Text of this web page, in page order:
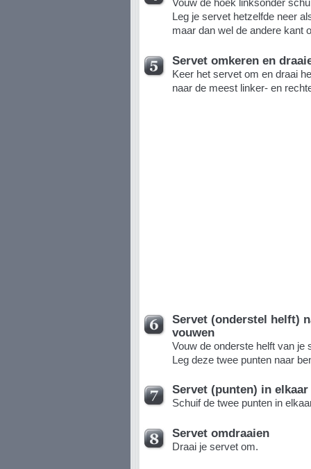
Vouw de hoek linksonder
Leg je servet hetzelfde neer
maar dan wel de andere kant
Servet omkeren en
Keer het servet om en draai
naar de meest linker- en
Servet (onderstel helft)
vouwen
Vouw de onderste helft van je
Leg deze twee punten naar
Servet (punten) in
Schuif de twee punten in
Servet omdraaien
Draai je servet om.